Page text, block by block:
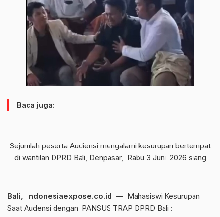
Baca juga:
Sejumlah peserta Audiensi mengalami kesurupan bertempat
di wantilan DPRD Bali, Denpasar, Rabu 3 Juni 2026 siang
Bali, indonesiaexpose.co.id — Mahasiswi Kesurupan
Saat Audensi dengan PANSUS TRAP DPRD Bali :